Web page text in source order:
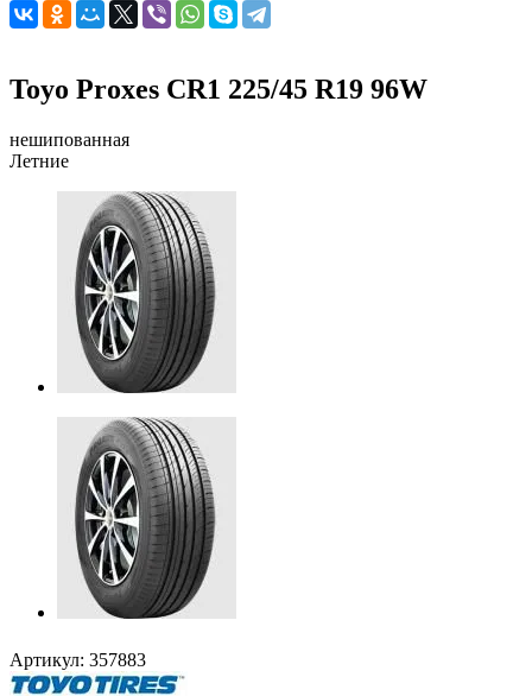
Toyo Proxes CR1 225/45 R19 96W
нешипованная
Летние
Артикул: 357883